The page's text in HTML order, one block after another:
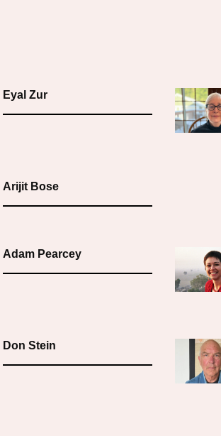
Eyal Zur
Arijit Bose
Adam Pearcey
Don Stein